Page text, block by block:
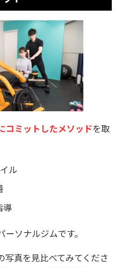
コミットしたメソッドを取
ル
導
ソナルジムです。
写真を見比べてみてくださ